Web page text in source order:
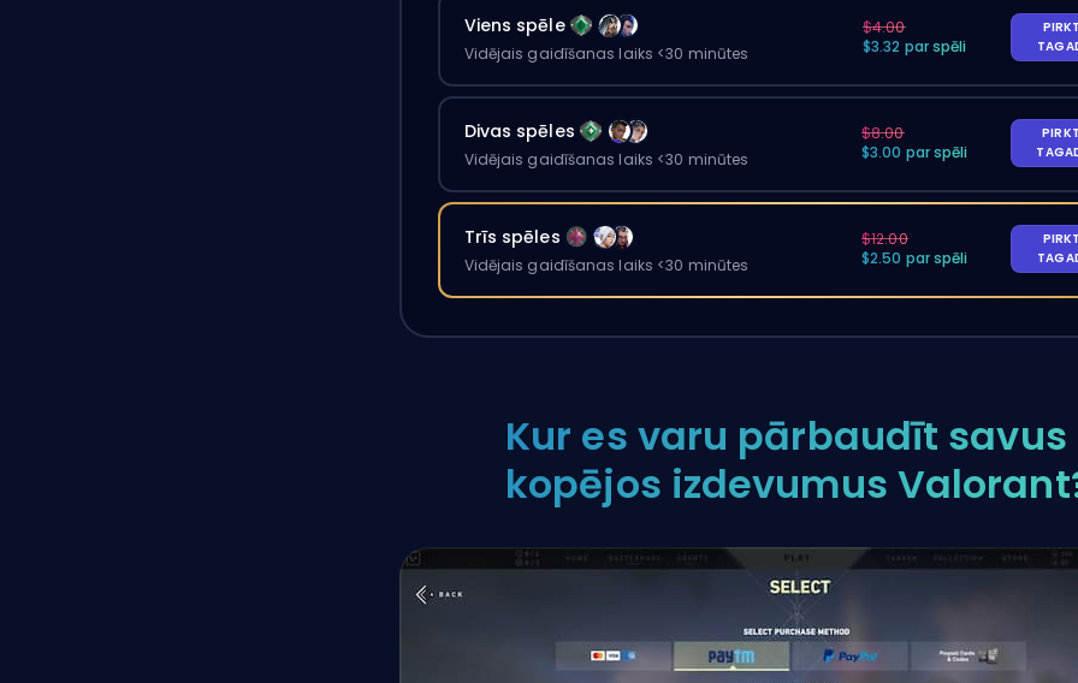
Viens spēle
Vidējais gaidīšanas laiks <30 minūtes
$4.00
$3.32 par spēli
PIRKT
Divas spēles
Vidējais gaidīšanas laiks <30 minūtes
$8.00
$3.00 par spēli
PIRKT
Trīs spēles
Vidējais gaidīšanas laiks <30 minūtes
$12.00
$2.50 par spēli
PIRKT
Kur es varu pārbaudīt savus
kopējos izdevumus